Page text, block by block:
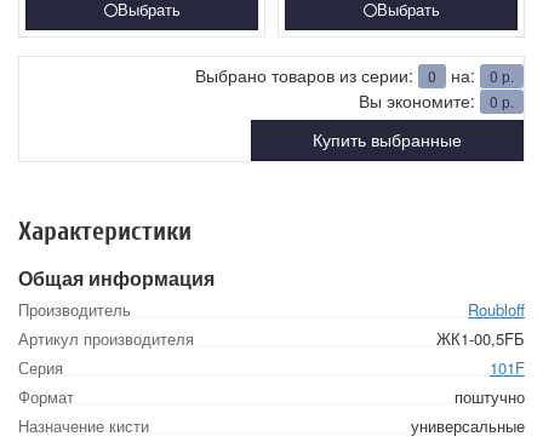
Выбрать Выбрать
Выбрано товаров из серии: 0 на: 0 р.
Вы экономите: 0 р.
Купить выбранные
Характеристики
Общая информация
Производитель
Roubloff
Артикул производителя
ЖК1-00,5FБ
Серия
101F
Формат
поштучно
Назначение кисти
универсальные